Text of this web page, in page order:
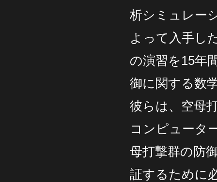
析シミュレー
よって入手し
の演習を15年
御に関する数
彼らは、空母
コンピュータ
母打撃群の防
証するために